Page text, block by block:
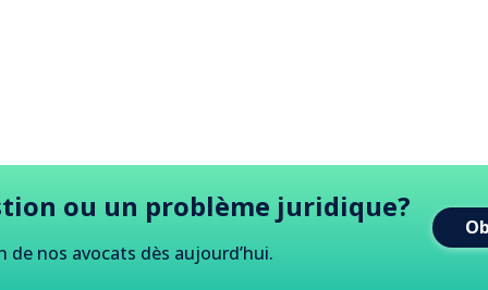
ou un problème juridique?
de nos avocats dès aujourd’hui.